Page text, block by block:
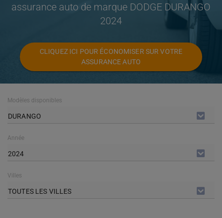
assurance auto de marque DODGE DURANGO
2024
CLIQUEZ ICI POUR ÉCONOMISER SUR VOTRE
ASSURANCE AUTO
Modèles disponibles
DURANGO
Année
2024
Villes
TOUTES LES VILLES